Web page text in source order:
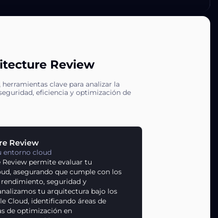
Review
herramientas clave para analizar la
eficiencia y optimización de
Review
entorno cloud
permite evaluar tu
asegurando que cumple con los
seguridad y
tu arquitectura bajo los
Cloud, identificando áreas de
de optimización en